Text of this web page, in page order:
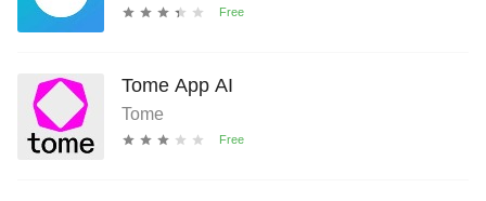
Tome App AI
Tome